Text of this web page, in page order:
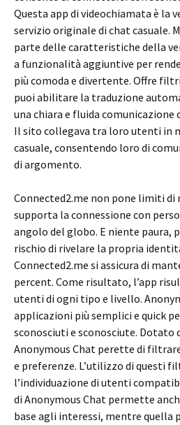
Questa app di videochiamata è la
servizio originale di chat casuale.
parte delle caratteristiche della
a funzionalità aggiuntive per
più comoda e divertente. Offre
puoi abilitare la traduzione
una chiara e fluida comunicazione
Il sito collegava tra loro utenti in
casuale, consentendo loro di
di argomento.
Connected2.me non pone limiti di
supporta la connessione con
angolo del globo. E niente paura,
rischio di rivelare la propria
Connected2.me si assicura di
percent. Come risultato, l’app
utenti di ogni tipo e livello.
applicazioni più semplici e quick
sconosciuti e sconosciute. Dotato
Anonymous Chat perette di
e preferenze. L’utilizzo di questi
l’individuazione di utenti
di Anonymous Chat permette
base agli interessi, mentre quella